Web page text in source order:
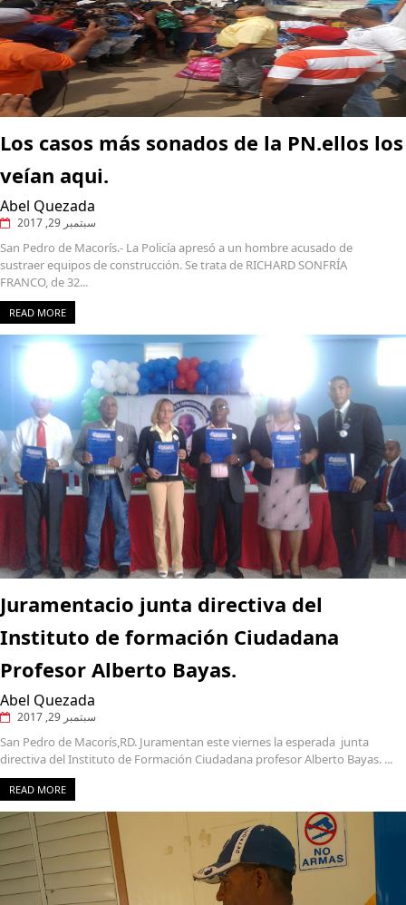
Los casos más sonados de la PN.ellos los
veían aqui.
Abel Quezada
سبتمبر 29, 2017
San Pedro de Macorís.- La Policía apresó a un hombre acusado de
sustraer equipos de construcción. Se trata de RICHARD SONFRÍA
FRANCO, de 32...
READ MORE
Juramentacio junta directiva del
Instituto de formación Ciudadana
Profesor Alberto Bayas.
Abel Quezada
سبتمبر 29, 2017
San Pedro de Macorís,RD. Juramentan este viernes la esperada junta
directiva del Instituto de Formación Ciudadana profesor Alberto Bayas. ...
READ MORE